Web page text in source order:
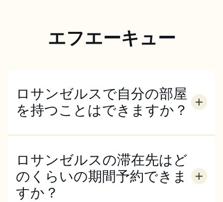
エフエーキュー
ロサンゼルスで自分の部屋
を持つことはできますか？
ルルームがあります。専用バスルーム付きの部屋もあ
早めに予約してください。
ロサンゼルスの滞在先はど
のくらいの期間予約できま
すか？